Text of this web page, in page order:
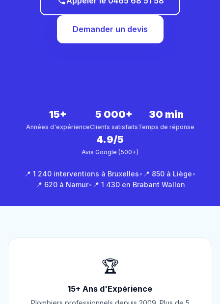
Demander un devis
15+
Années d'expérience
5 000+
Clients satisfaits
30 min
Temps de réponse
4.9/5
Avis Google (500+)
📍 1 240 interventions à Bruxelles• 📍 850 à Liège•
📍 620 à Namur• 📍 1 430 en Brabant Wallon
🏆
15+ Ans d'Expérience